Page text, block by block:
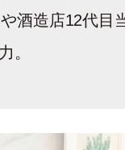
酒造店12代目
。